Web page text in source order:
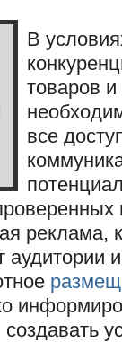
В
товаров и
все
реклама,
аудитории